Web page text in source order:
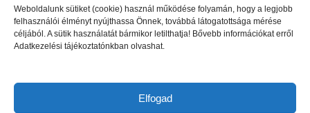
Weboldalunk sütiket (cookie) használ működése folyamán, hogy a legjobb
felhasználói élményt nyújthassa Önnek, továbbá látogatottsága mérése
céljából. A sütik használatát bármikor letilthatja! Bővebb információkat erről
Adatkezelési tájékoztatónkban olvashat.
Elfogad
5515 Ecsegfalva, Fő u. 67.
Tel/Fax:06-30/427-5091,06-66/487-100
E-mail:titkarsag@ecsegfalva.hu
06-66/483-100